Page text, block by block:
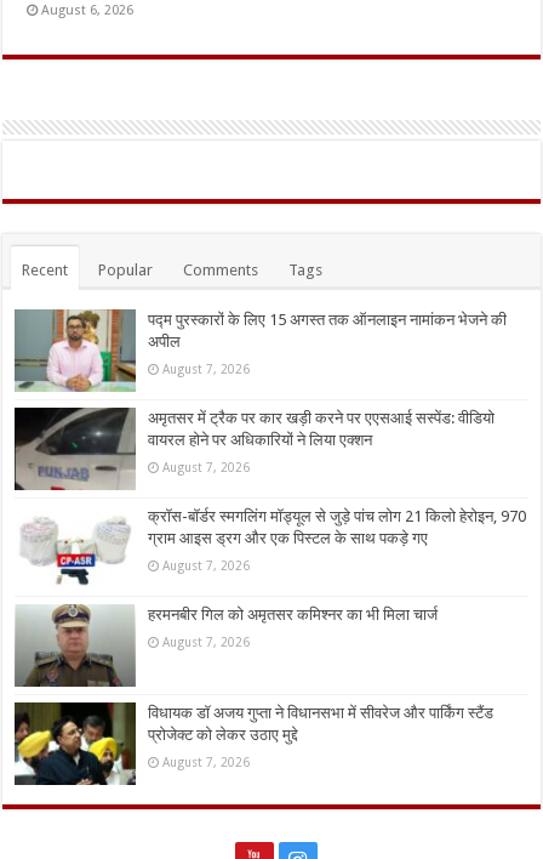
August 6, 2026
Recent Popular Comments Tags
पद्म पुरस्कारों के लिए 15 अगस्त तक ऑनलाइन नामांकन भेजने की
अपील
August 7, 2026
अमृतसर में ट्रैक पर कार खड़ी करने पर एएसआई सस्पेंड: वीडियो
वायरल होने पर अधिकारियों ने लिया एक्शन
August 7, 2026
क्रॉस-बॉर्डर स्मगलिंग मॉड्यूल से जुड़े पांच लोग 21 किलो हेरोइन, 970
ग्राम आइस ड्रग और एक पिस्टल के साथ पकड़े गए
August 7, 2026
हरमनबीर गिल को अमृतसर कमिश्नर का भी मिला चार्ज
August 7, 2026
विधायक डॉ अजय गुप्ता ने विधानसभा में सीवरेज और पार्किंग स्टैंड
प्रोजेक्ट को लेकर उठाए मुद्दे
August 7, 2026